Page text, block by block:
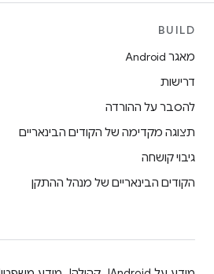
BUILD
מאגר Android
דרישות
להסבר על ההורדה
תצוגה מקדימה של הקודים הבינאריים
גיבוי קושחה
הקודים הבינאריים של מנהל ההתקן